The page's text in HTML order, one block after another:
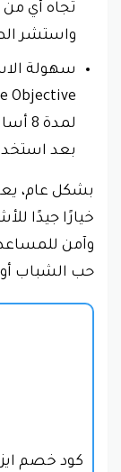
تجاه أي
واستشر
سهولة
بعد
خيارًا جيدًا
وآمن
حب الشباب
كود خصم ايزل